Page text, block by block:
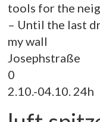
tools for the
– Until the last
my wall
Josephstraße
0
2.10.-04.10. 24h